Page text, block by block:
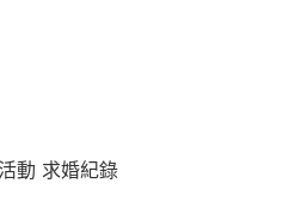
動 求婚紀錄